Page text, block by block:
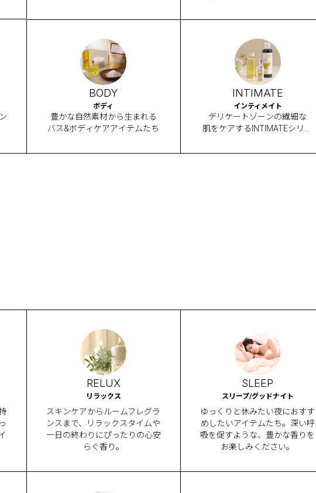
BODY
ボディ
豊かな自然素材から生まれる
バス&ボディケアアイテムたち
INTIMATE
インティメイト
デリケートゾーンの繊細な
肌をケアするINTIMATEシリー
RELUX
リラックス
スキンケアからルームフレグラ
ンスまで、リラックスタイムや
一日の終わりにぴったりの心安
らぐ香り。
SLEEP
スリープ/グッドナイト
ゆっくりと休みたい夜におすす
めしたいアイテムたち。深い呼
吸を促すような、豊かな香りを
お楽しみください。